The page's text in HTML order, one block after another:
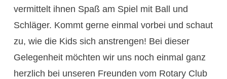
vermittelt ihnen Spaß am Spiel mit Ball und
Schläger. Kommt gerne einmal vorbei und schaut
zu, wie die Kids sich anstrengen! Bei dieser
Gelegenheit möchten wir uns noch einmal ganz
herzlich bei unseren Freunden vom Rotary Club